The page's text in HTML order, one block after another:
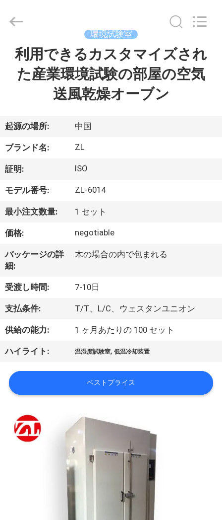
ダ
ク
ト
ビ
オ
に
つ
い
て
場
Dongguan
Zhongli
Reserved.
環境試験室
利用できるカスタマイズされ
た産業環境試験の部屋の空気
送風乾燥オーブン
起源の場所: 中国
ブランド名: ZL
証明: ISO
モデル番号: ZL-6014
最小注文数量: 1 セット
価格: negotiable
パッケージの詳
細:
木の場合の内で包まれる
受渡し時間: 7-10日
支払条件: T/T、L/C、ウェスタンユニオン
供給の能力: 1 ヶ月あたりの 100 セット
ハイライト: 温湿度試験室,低温冷却装置
ベストプライス